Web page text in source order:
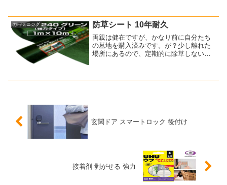
の匂いがすれば、やさしい...
ガーデニング 防草シート 10年耐久
両親は健在ですが、かなり前に自分たち
の墓地を購入済みです。が？少し離れた
場所にあるので、定期的に除草しないと
玄関ドア スマートロック 後付け
接着剤 剥がせる 強力